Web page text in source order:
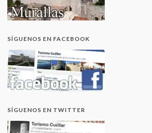
SÍGUENOS EN FACEBOOK
SÍGUENOS EN TWITTER